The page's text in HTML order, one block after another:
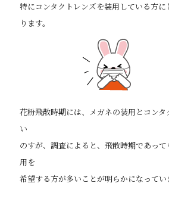
特にコンタクトレンズを装用している方
ります。
花粉飛散時期には、メガネの装用とコン
い
のすが、調査によると、飛散時期であっ
用を
希望する方が多いことが明らかになってい